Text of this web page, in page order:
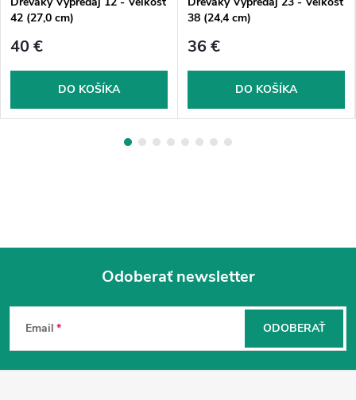
42 (27,0 cm)
40 €
DO KOŠÍKA
38 (24,4 cm)
36 €
DO KOŠÍKA
Z
p
ä
Odoberať newsletter
Email ODOBERAŤ